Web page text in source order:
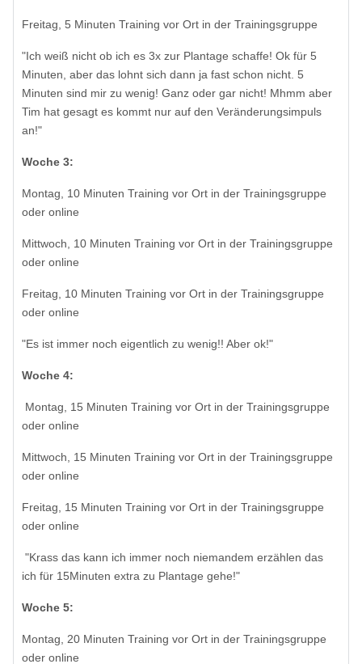
Freitag, 5 Minuten Training vor Ort in der Trainingsgruppe
"Ich weiß nicht ob ich es 3x zur Plantage schaffe! Ok für 5
Minuten, aber das lohnt sich dann ja fast schon nicht. 5
Minuten sind mir zu wenig! Ganz oder gar nicht! Mhmm aber
Tim hat gesagt es kommt nur auf den Veränderungsimpuls
an!"
Woche 3:
Montag, 10 Minuten Training vor Ort in der Trainingsgruppe
oder online
Mittwoch, 10 Minuten Training vor Ort in der Trainingsgruppe
oder online
Freitag, 10 Minuten Training vor Ort in der Trainingsgruppe
oder online
"Es ist immer noch eigentlich zu wenig!! Aber ok!"
Woche 4:
Montag, 15 Minuten Training vor Ort in der Trainingsgruppe
oder online
Mittwoch, 15 Minuten Training vor Ort in der Trainingsgruppe
oder online
Freitag, 15 Minuten Training vor Ort in der Trainingsgruppe
oder online
"Krass das kann ich immer noch niemandem erzählen das
ich für 15Minuten extra zu Plantage gehe!"
Woche 5:
Montag, 20 Minuten Training vor Ort in der Trainingsgruppe
oder online